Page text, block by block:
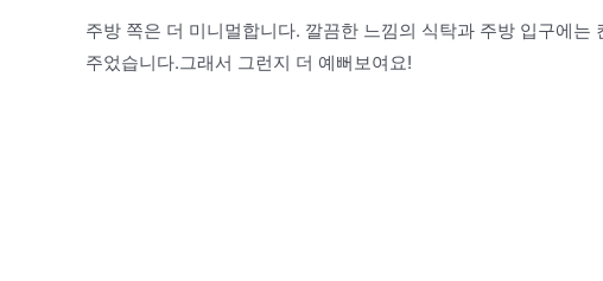
주방 쪽은 더 미니멀합니다. 깔끔한 느낌의 식탁과 주방 입구에
주었습니다.그래서 그런지 더 예뻐보여요!